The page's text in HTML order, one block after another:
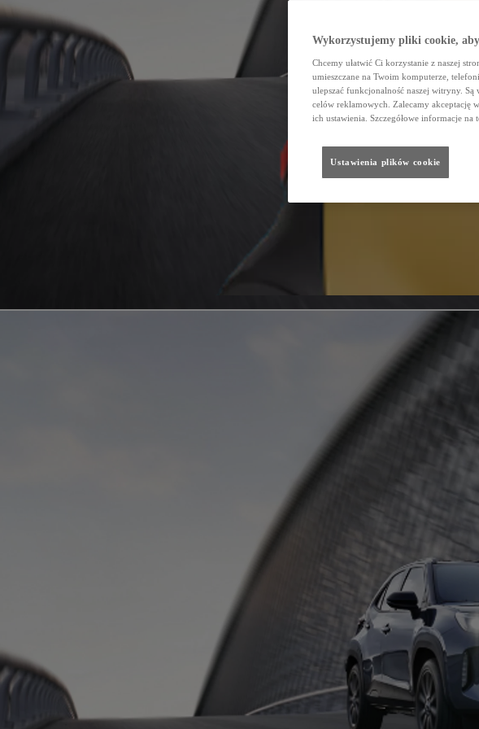
Wykorzystujemy pliki cookie,
Chcemy ułatwić Ci korzystanie z naszej
umieszczane na Twoim komputerze,
ulepszać funkcjonalność naszej witryny. Są
celów reklamowych. Zalecamy akceptację
ich ustawienia. Szczegółowe informacje na
Ustawienia plików cookie